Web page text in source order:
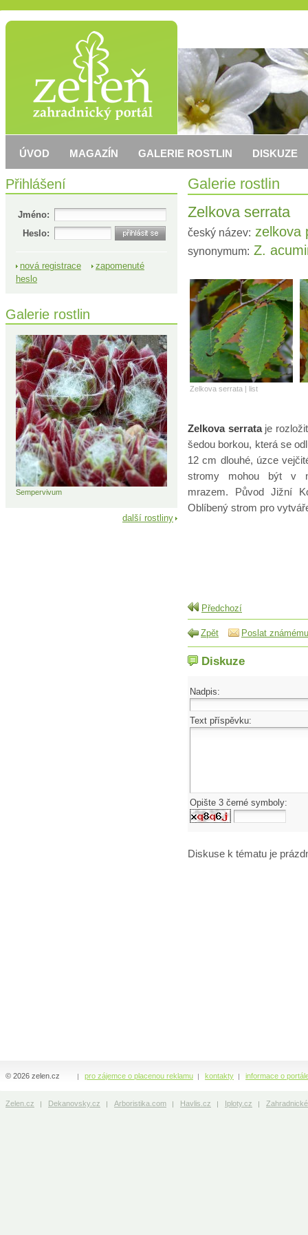
Galerie rostlin
Zelkova serrata
český název: zelkova
synonymum: Z.
Zelkova serrata | list
Zelkova serrataje
šedou borkou, která se
12 cm dlouhé, úzce
stromy mohou být v
mrazem. Původ Jižní
Oblíbený strom pro
Předchozí
Zpět Poslat známému
Diskuze
Nadpis:
Text příspěvku:
Opište 3 černé symboly:
Diskuse k tématu je
Přihlášení
Jméno:
Heslo:
nová registrace
zapomenuté
heslo
Galerie rostlin
Sempervivum
další rostliny
ÚVOD MAGAZÍN GALERIE ROSTLIN DISKUZE
pro zájemce o placenou reklamu kontakty informace o
© 2026 zelen.cz
Zelen.cz Dekanovsky.cz Arboristika.com Havlis.cz Iploty.cz